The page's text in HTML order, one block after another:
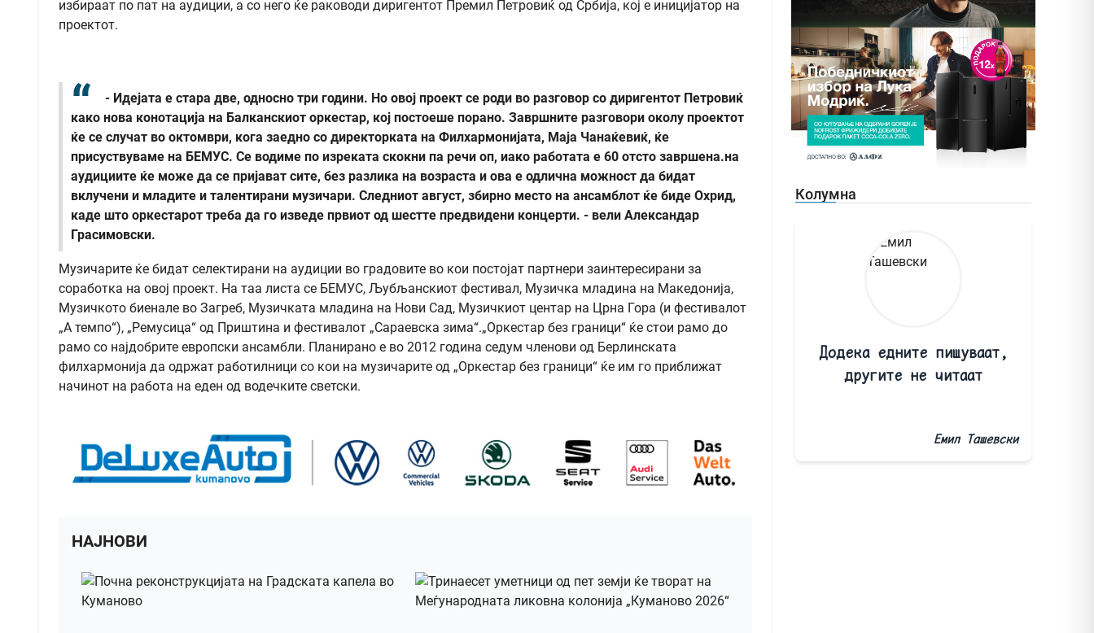
избираат по пат на аудиции, а со него ќе раководи диригентот Премил Петровиќ од Србија, кој е иницијатор на
проектот.
- Идејата е стара две, односно три години. Но овој проект се роди во разговор со диригентот Петровиќ
како нова конотација на Балканскиот оркестар, кој постоеше порано. Завршните разговори околу проектот
ќе се случат во октомври, кога заедно со директорката на Филхармонијата, Маја Чанаќевиќ, ќе
присуствуваме на БЕМУС. Се водиме по изреката скокни па речи оп, иако работата е 60 отсто завршена.на
аудициите ќе може да се пријават сите, без разлика на возраста и ова е одлична можност да бидат
вклучени и младите и талентирани музичари. Следниот август, збирно место на ансамблот ќе биде Охрид,
каде што оркестарот треба да го изведе првиот од шестте предвидени концерти. - вели Александар
Грасимовски.
Музичарите ќе бидат селектирани на аудиции во градовите во кои постојат партнери заинтересирани за
соработка на овој проект. На таа листа се БЕМУС, Љубљанскиот фестивал, Музичка младина на Македонија,
Музичкото биенале во Загреб, Музичката младина на Нови Сад, Музичкиот центар на Црна Гора (и фестивалот
„А темпо“), „Ремусица“ од Приштина и фестивалот „Сараевска зима“.„Оркестар без граници“ ќе стои рамо до
рамо со најдобрите европски ансамбли. Планирано е во 2012 година седум членови од Берлинската
филхармонија да одржат работилници со кои на музичарите од „Оркестар без граници“ ќе им го приближат
начинот на работа на еден од водечките светски.
НАЈНОВИ
Колумна
Додека едните пишуваат,
другите не читаат
Емил Ташевски